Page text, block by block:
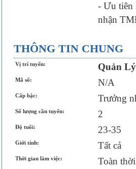
- Ưu tiên
nhận
THÔNG TIN CHUNG
Vị trí tuyển: Quản
Mã số: N/A
Cấp bậc: Trưởng
Số lượng cần tuyển: 2
Độ tuổi: 23-35
Giới tính: Tất cả
Thời gian làm việc: Toàn